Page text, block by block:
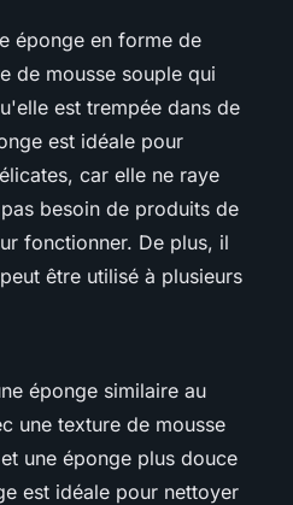
éponge en forme de
de mousse souple qui
est trempée dans de
est idéale pour
car elle ne raye
besoin de produits de
fonctionner. De plus, il
être utilisé à plusieurs
éponge similaire au
une texture de mousse
une éponge plus douce
est idéale pour nettoyer